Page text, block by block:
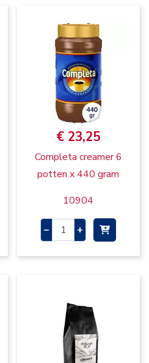
€ 23,25
Completa creamer 6
potten x 440 gram
10904
– +